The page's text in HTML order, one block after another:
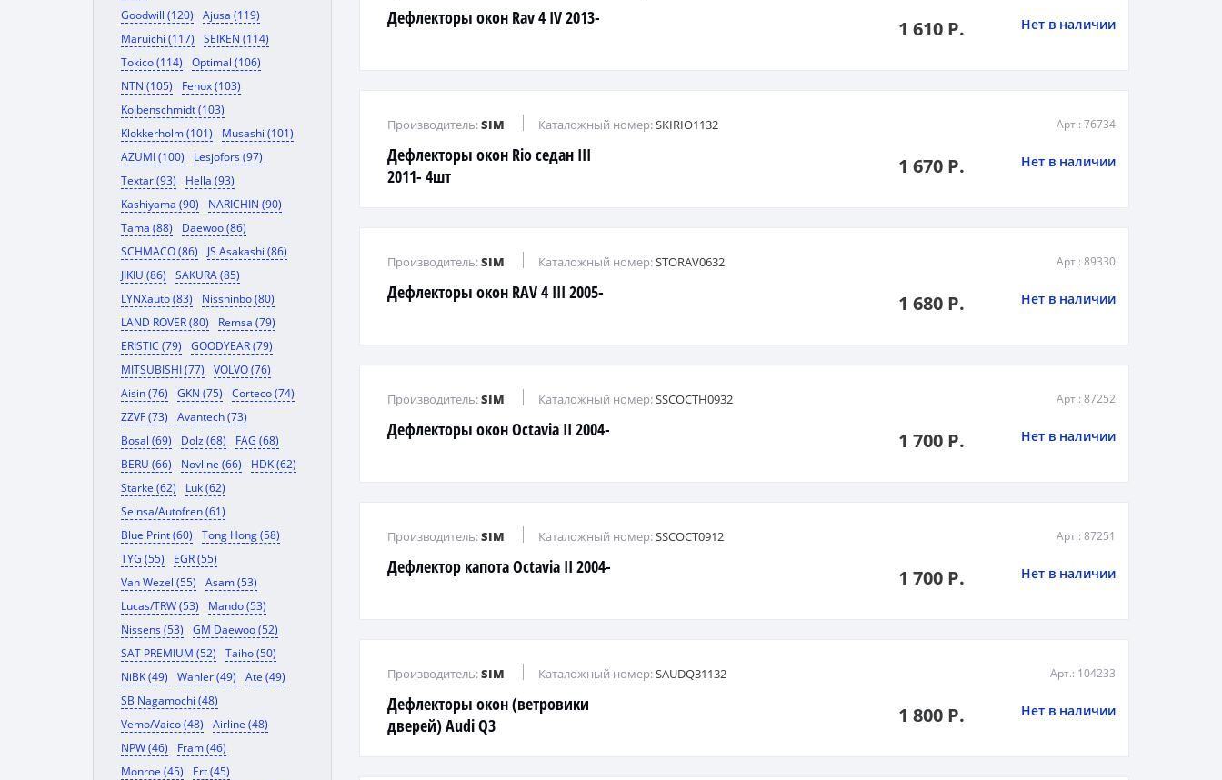
Goodwill (120)
Ajusa (119)
Maruichi (117)
SEIKEN (114)
Tokico (114)
Optimal (106)
NTN (105)
Fenox (103)
Kolbenschmidt (103)
Klokkerholm (101)
Musashi (101)
AZUMI (100)
Lesjofors (97)
Textar (93)
Hella (93)
Kashiyama (90)
NARICHIN (90)
Tama (88)
Daewoo (86)
SCHMACO (86)
JS Asakashi (86)
JIKIU (86)
SAKURA (85)
LYNXauto (83)
Nisshinbo (80)
LAND ROVER (80)
Remsa (79)
ERISTIC (79)
GOODYEAR (79)
MITSUBISHI (77)
VOLVO (76)
Aisin (76)
GKN (75)
Corteco (74)
ZZVF (73)
Avantech (73)
Bosal (69)
Dolz (68)
FAG (68)
BERU (66)
Novline (66)
HDK (62)
Starke (62)
Luk (62)
Seinsa/Autofren (61)
Blue Print (60)
Tong Hong (58)
TYG (55)
EGR (55)
Van Wezel (55)
Asam (53)
Lucas/TRW (53)
Mando (53)
Nissens (53)
GM Daewoo (52)
SAT PREMIUM (52)
Taiho (50)
NiBK (49)
Wahler (49)
Ate (49)
SB Nagamochi (48)
Vemo/Vaico (48)
Airline (48)
NPW (46)
Fram (46)
Monroe (45)
Ert (45)
Дефлекторы окон Rav 4 IV 2013- 1 610 Р. Нет в наличии
Дефлекторы окон Rio седан III
2011- 4шт
Производитель:SIM Каталожный номер:SKIRIO1132 Арт.: 76734
1 670 Р. Нет в наличии
Дефлекторы окон RAV 4 III 2005-
Производитель:SIM Каталожный номер:STORAV0632 Арт.: 89330
1 680 Р. Нет в наличии
Дефлекторы окон Octavia II 2004-
Производитель:SIM Каталожный номер:SSCOCTH0932 Арт.: 87252
1 700 Р. Нет в наличии
Дефлектор капота Octavia II 2004-
Производитель:SIM Каталожный номер:SSCOCT0912 Арт.: 87251
1 700 Р. Нет в наличии
Дефлекторы окон (ветровики
дверей) Audi Q3
Производитель:SIM Каталожный номер:SAUDQ31132 Арт.: 104233
1 800 Р. Нет в наличии